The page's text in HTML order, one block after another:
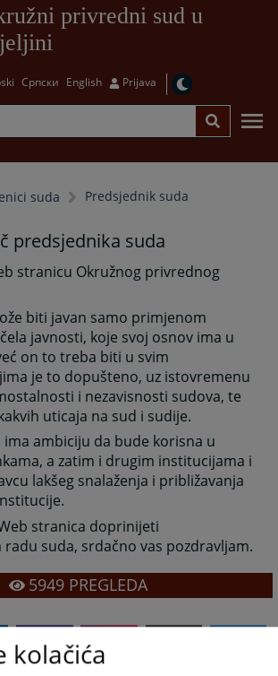
privredni sud u
Српски English Prijava
suda Predsjednik suda
predsjednika suda
stranicu Okružnog privrednog
biti javan samo primjenom
javnosti, koje svoj osnov ima u
on to treba biti u svim
je to dopušteno, uz istovremenu
i nezavisnosti sudova, te
uticaja na sud i sudije.
ima ambiciju da bude korisna u
a zatim i drugim institucijama i
lakšeg snalaženja i približavanja
stranica doprinijeti
suda, srdačno vas pozdravljam.
5949PREGLEDA
kolačića